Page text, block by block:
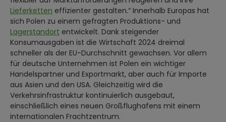
Lieferketten effizienter gestalten.“ Innerhalb Europas hat
sich Polen zu einem gefragten Produktions- und
Lagerstandort entwickelt. Dank steigender
Konsumausgaben ist die Wirtschaft 2024 dreimal
schneller als der EU-Durchschnitt gewachsen. Vor allem
für deutsche Unternehmen ist Polen ein wichtiger
Handelspartner und Exportmarkt, aber auch für Importe
aus Asien und den USA. Gleichzeitig wird die
Verkehrsinfrastruktur kontinuierlich ausgebaut,
einschließlich eines neuen Großflughafens mit einem
internationalen Frachtzentrum.